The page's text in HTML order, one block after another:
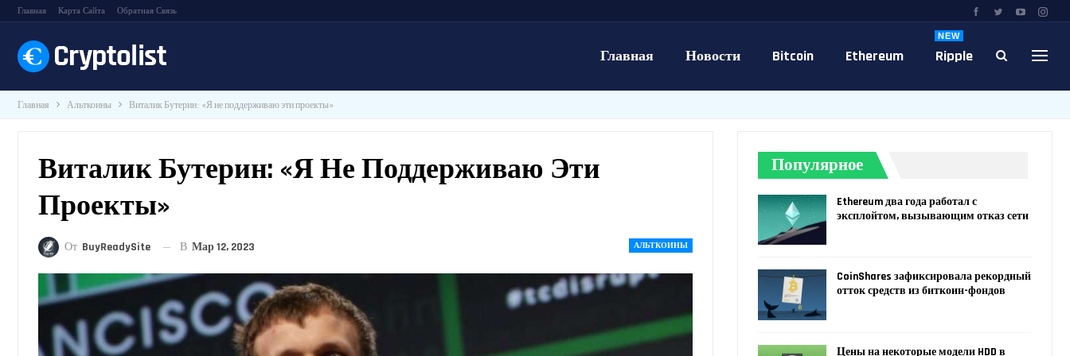
Главная Карта Сайта Обратная Связь
Главная Новости Bitcoin Ethereum Ripple
NEW
Главная Альткоины Виталик Бутерин: «Я не поддерживаю эти проекты»
Виталик Бутерин: «Я Не Поддерживаю Эти
Проекты»
АЛЬТКОИНЫ
От BuyReadySite В Мар 12, 2023
Популярное
Ethereum два года работал с
эксплойтом, вызывающим отказ сети
CoinShares зафиксировала рекордный
отток средств из биткоин-фондов
Цены на некоторые модели HDD в